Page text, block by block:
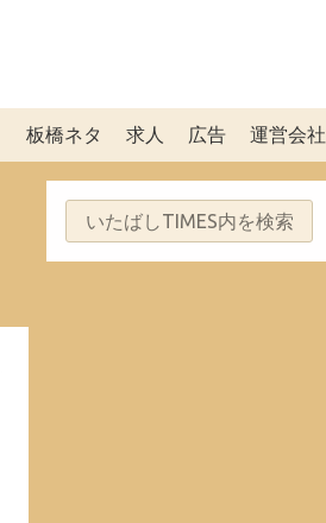
板橋ネタ 求人 広告 運営会社